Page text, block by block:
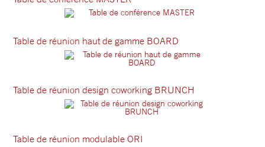
Table de réunion haut de gamme BOARD
Table de réunion design coworking BRUNCH
Table de réunion modulable ORI